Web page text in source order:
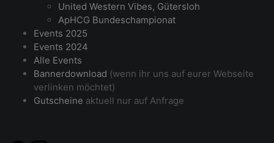
United Western Vibes, Gütersloh
ApHCG Bundeschampionat
Events 2025
Events 2024
Alle Events
Bannerdownload (wenn ihr uns auf eurer Webseite
verlinken möchtet)
Gutscheine aktuell nur auf Anfrage